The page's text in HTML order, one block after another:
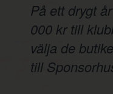
På ett drygt
000 kr till
välja de
till